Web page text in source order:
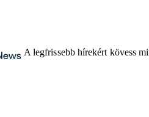
A legfrissebb hírekért kövess